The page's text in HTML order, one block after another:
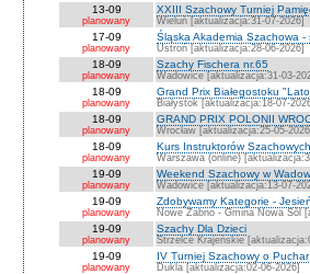
13-09
planowany
XXIII Szachowy Turniej
Wieluń [aktualizacja:31-07-2026]
17-09
planowany
Śląska Akademia Szachowa -
Ustroń [aktualizacja:28-06-2026]
18-09
planowany
Szachy Fischera nr.65
Wadowice [aktualizacja:31-03-
18-09
planowany
Grand Prix Białegostoku
Białystok [aktualizacja:18-07-
18-09
planowany
GRAND PRIX POLONII
Wrocław [aktualizacja:25-05-2026]
18-09
planowany
Kurs Instruktorów
Warszawa (online)
19-09
planowany
Weekend Szachowy w
Wadowice [aktualizacja:13-07-
19-09
planowany
Zdobywamy Kategorie -
Nowe Żabno - Gmina Nowa Sól
19-09
planowany
Szachy Dla Dzieci
Strzelce Krajeńskie
19-09
planowany
IV Turniej Szachowy o
Dukla [aktualizacja:02-06-2026]